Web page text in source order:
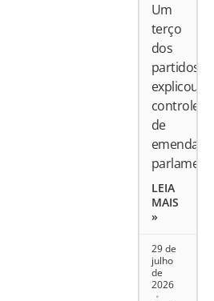
Um
terço
dos
partidos
explicou
controle
de
emendas
LEIA
MAIS
»
29 de
julho
de
2026